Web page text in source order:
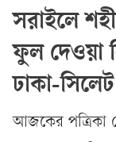
সরাইলে
ফুল দেওয়া
ঢাকা-
আজকের পত্রিকা